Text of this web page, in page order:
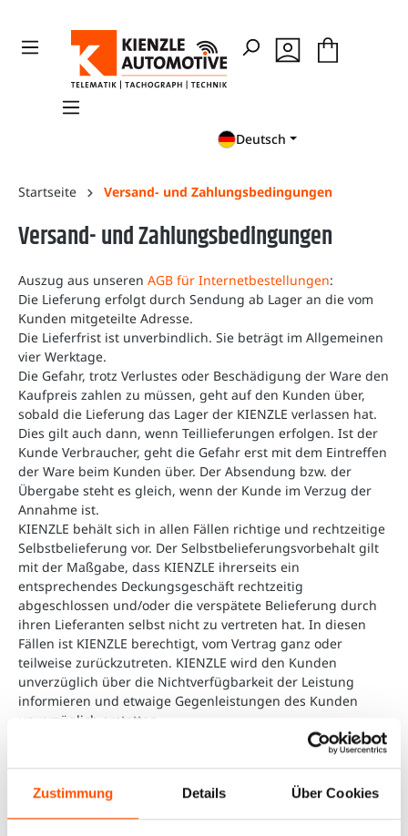
Zustimmung Details Über Cookies
Deutsch
Startseite Versand- und Zahlungsbedingungen
Versand- und Zahlungsbedingungen
Auszug aus unseren AGB für Internetbestellungen:
Die Lieferung erfolgt durch Sendung ab Lager an die vom
Kunden mitgeteilte Adresse.
Die Lieferfrist ist unverbindlich. Sie beträgt im Allgemeinen
vier Werktage.
Die Gefahr, trotz Verlustes oder Beschädigung der Ware den
Kaufpreis zahlen zu müssen, geht auf den Kunden über,
sobald die Lieferung das Lager der KIENZLE verlassen hat.
Dies gilt auch dann, wenn Teillieferungen erfolgen. Ist der
Kunde Verbraucher, geht die Gefahr erst mit dem Eintreffen
der Ware beim Kunden über. Der Absendung bzw. der
Übergabe steht es gleich, wenn der Kunde im Verzug der
Annahme ist.
KIENZLE behält sich in allen Fällen richtige und rechtzeitige
Selbstbelieferung vor. Der Selbstbelieferungsvorbehalt gilt
mit der Maßgabe, dass KIENZLE ihrerseits ein
entsprechendes Deckungsgeschäft rechtzeitig
abgeschlossen und/oder die verspätete Belieferung durch
ihren Lieferanten selbst nicht zu vertreten hat. In diesen
Fällen ist KIENZLE berechtigt, vom Vertrag ganz oder
teilweise zurückzutreten. KIENZLE wird den Kunden
unverzüglich über die Nichtverfügbarkeit der Leistung
informieren und etwaige Gegenleistungen des Kunden
unverzüglich erstatten.
Die Lieferung erfolgt gegen eine Verpackungs- und
bis zu einem Netto-Warenwert von 74,99 Euro: 13,00
Euro netto